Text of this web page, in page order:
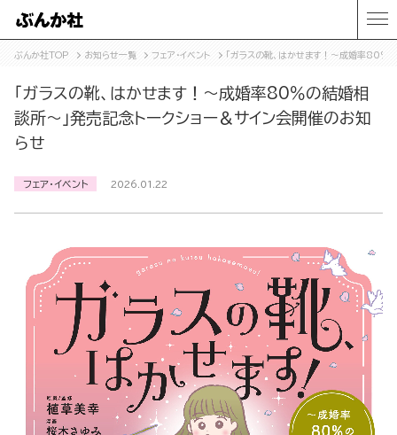
ぶんか社TOP お知らせ一覧 フェア・イベント 「ガラスの靴、はかせます！～成婚率80％
「ガラスの靴、はかせます！～成婚率80％の結婚相
談所～」発売記念トークショー＆サイン会開催のお知
らせ
フェア・イベント 2026.01.22